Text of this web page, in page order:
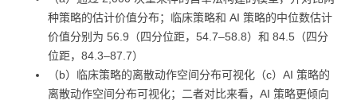
种策略的估计价值分布；临床策略和 AI 策略的中位数估计
价值分别为 56.9（四分位距，54.7–58.8）和 84.5（四分
位距，84.3–87.7）
（b）临床策略的离散动作空间分布可视化（c）AI 策略的
离散动作空间分布可视化；二者对比来看，AI 策略更倾向